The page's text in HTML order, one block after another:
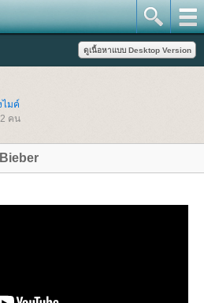
ไมค์
คน